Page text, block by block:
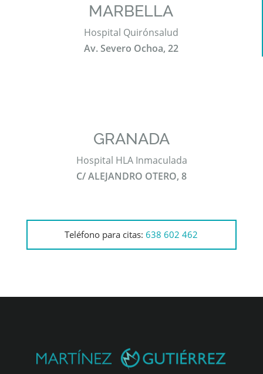
MARBELLA
Hospital Quirónsalud
Av. Severo Ochoa, 22
GRANADA
Hospital HLA Inmaculada
C/ ALEJANDRO OTERO, 8
Teléfono para citas:638 602 462